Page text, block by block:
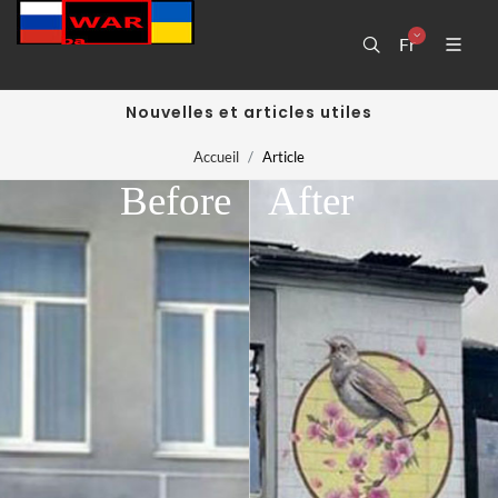
Fr
Nouvelles et articles utiles
Accueil Article
After
Before